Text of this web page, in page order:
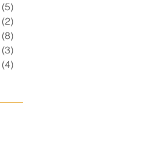
(5)
(2)
(8)
(3)
(4)